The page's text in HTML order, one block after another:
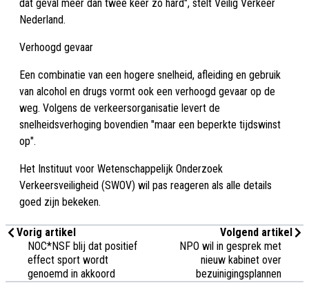
dat geval meer dan twee keer zo hard", stelt Veilig Verkeer
Nederland.
Verhoogd gevaar
Een combinatie van een hogere snelheid, afleiding en gebruik
van alcohol en drugs vormt ook een verhoogd gevaar op de
weg. Volgens de verkeersorganisatie levert de
snelheidsverhoging bovendien "maar een beperkte tijdswinst
op".
Het Instituut voor Wetenschappelijk Onderzoek
Verkeersveiligheid (SWOV) wil pas reageren als alle details
goed zijn bekeken.
Vorig artikel
NOC*NSF blij dat positief
effect sport wordt
genoemd in akkoord
Volgend artikel
NPO wil in gesprek met
nieuw kabinet over
bezuinigingsplannen